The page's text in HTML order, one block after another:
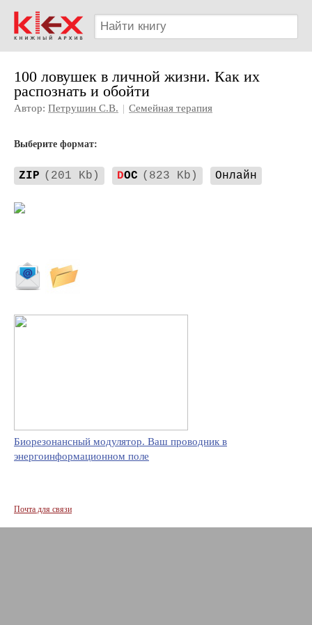
100 ловушек в личной жизни. Как их
распознать и обойти
Автор: Петрушин С.В. | Семейная терапия
Выберите формат:
ZIP (201 Kb) DOC (823 Kb) Онлайн
Биорезонансный модулятор. Ваш проводник в
энергоинформационном поле
Почта для связи